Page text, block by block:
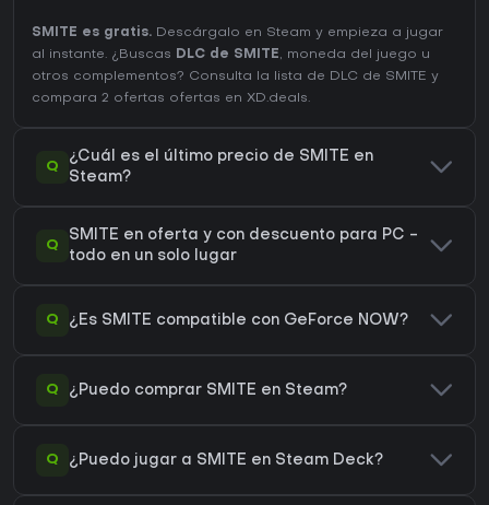
SMITE es gratis. Descárgalo en Steam y empieza a jugar
al instante. ¿Buscas DLC de SMITE, moneda del juego u
otros complementos? Consulta la lista de DLC de SMITE y
compara 2 ofertas ofertas en XD.deals.
Q
¿Cuál es el último precio de SMITE en
Steam?
Q
SMITE en oferta y con descuento para PC -
todo en un solo lugar
Q ¿Es SMITE compatible con GeForce NOW?
Q ¿Puedo comprar SMITE en Steam?
Q ¿Puedo jugar a SMITE en Steam Deck?